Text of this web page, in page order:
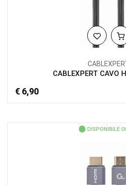
CABLEXPERT CAVO
€ 6,90
DISPONIBILE